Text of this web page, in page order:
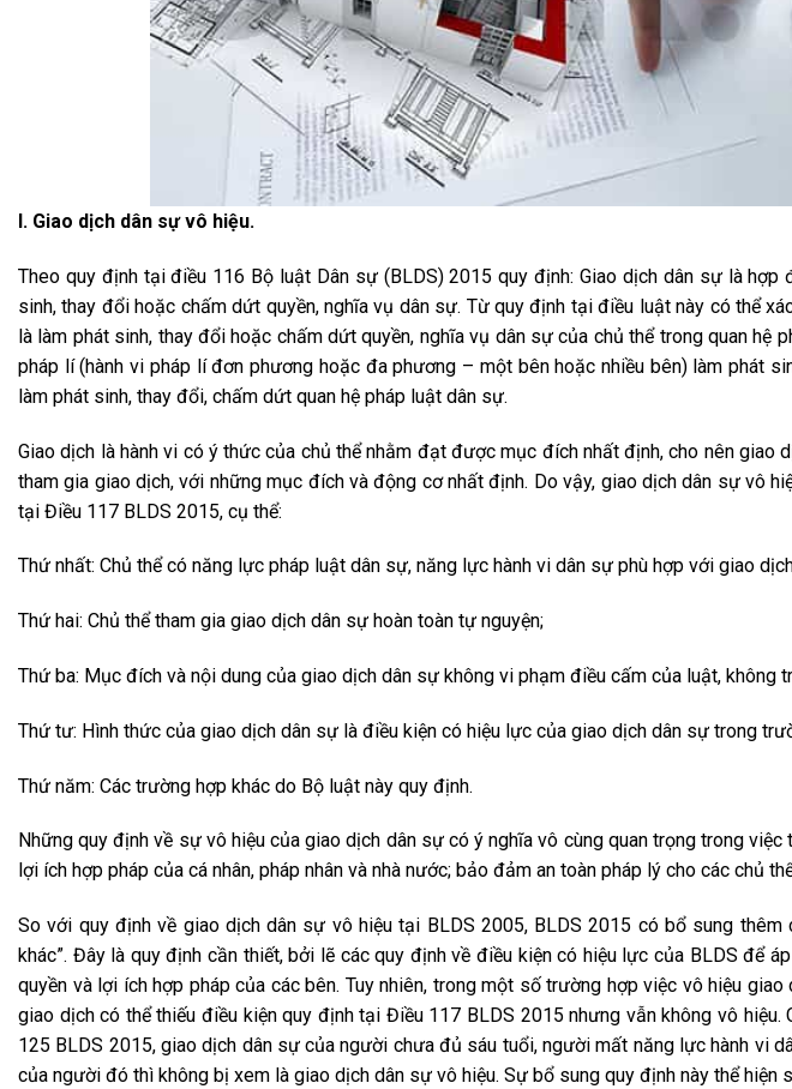
I. Giao dịch dân sự vô hiệu.
Theo quy định tại điều 116 Bộ luật Dân sự (BLDS) 2015 quy định: Giao dịch dân sự là
sinh, thay đổi hoặc chấm dứt quyền, nghĩa vụ dân sự. Từ quy định tại điều luật này có thể
là làm phát sinh, thay đổi hoặc chấm dứt quyền, nghĩa vụ dân sự của chủ thể trong quan hệ
pháp lí (hành vi pháp lí đơn phương hoặc đa phương – một bên hoặc nhiều bên) làm phát
làm phát sinh, thay đổi, chấm dứt quan hệ pháp luật dân sự.
Giao dịch là hành vi có ý thức của chủ thể nhằm đạt được mục đích nhất định, cho nên giao
tham gia giao dịch, với những mục đích và động cơ nhất định. Do vậy, giao dịch dân sự vô
tại Điều 117 BLDS 2015, cụ thể:
Thứ nhất: Chủ thể có năng lực pháp luật dân sự, năng lực hành vi dân sự phù hợp với giao
Thứ hai: Chủ thể tham gia giao dịch dân sự hoàn toàn tự nguyện;
Thứ ba: Mục đích và nội dung của giao dịch dân sự không vi phạm điều cấm của luật, không
Thứ tư: Hình thức của giao dịch dân sự là điều kiện có hiệu lực của giao dịch dân sự trong
Thứ năm: Các trường hợp khác do Bộ luật này quy định.
Những quy định về sự vô hiệu của giao dịch dân sự có ‎ý nghĩa vô cùng quan trọng trong
lợi ích hợp pháp của cá nhân, pháp nhân và nhà nước; bảo đảm an toàn pháp l‎ý cho các chủ
So với quy định về giao dịch dân sự vô hiệu tại BLDS 2005, BLDS 2015 có bổ sung
khác”. Đây là quy định cần thiết, bởi lẽ các quy định về điều kiện có hiệu lực của BLDS để
quyền và lợi ích hợp pháp của các bên. Tuy nhiên, trong một số trường hợp việc vô hiệu
giao dịch có thể thiếu điều kiện quy định tại Điều 117 BLDS 2015 nhưng vẫn không vô
125 BLDS 2015, giao dịch dân sự của người chưa đủ sáu tuổi, người mất năng lực hành vi
của người đó thì không bị xem là giao dịch dân sự vô hiệu. Sự bổ sung quy định này thể hiện